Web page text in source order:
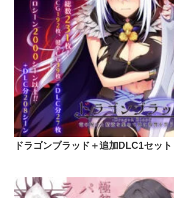
ドラゴンブラッド＋追加DLC1セット